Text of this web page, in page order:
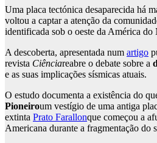
Uma placa tectónica desaparecida há
voltou a captar a atenção da
identificada sob o oeste da América do
A descoberta, apresentada num artigo
revista Ciênciareabre o debate sobre a
e as suas implicações sísmicas atuais.
O estudo documenta a existência do
Pioneiroum vestígio de uma antiga
extinta Prato Farallonque começou a
Americana durante a fragmentação do